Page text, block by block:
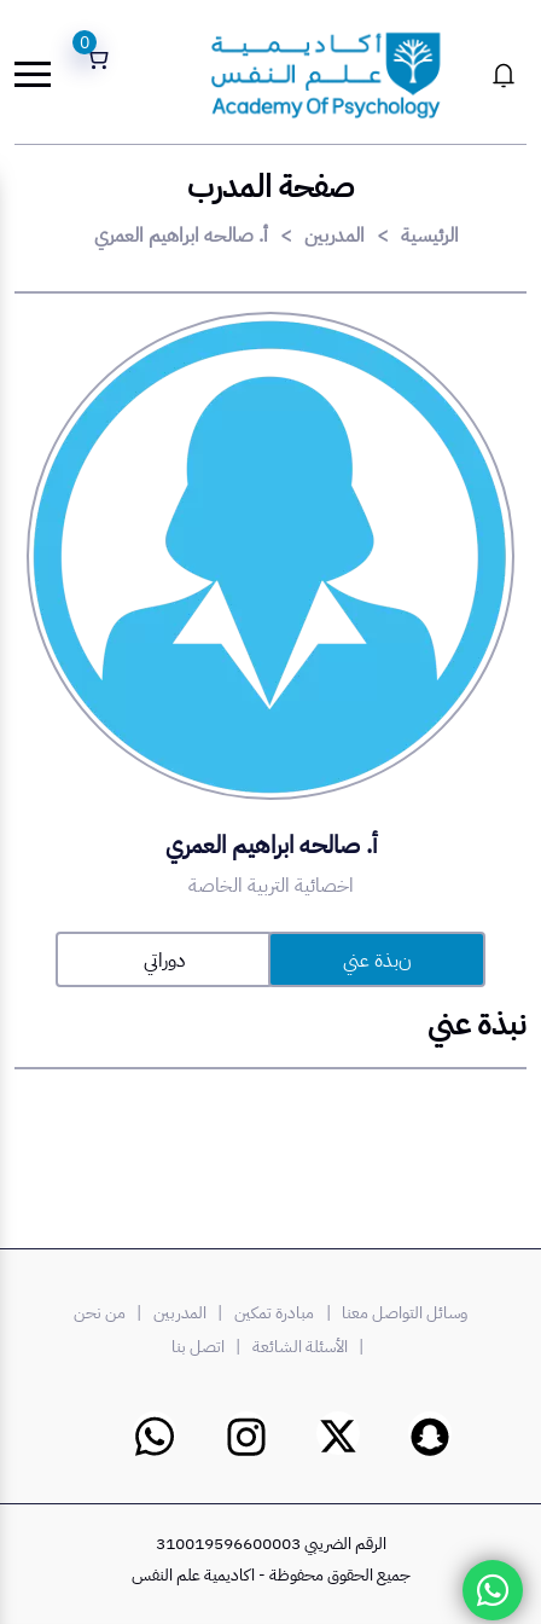
0
صفحة المدرب
الرئيسية > المدربين > أ. صالحه ابراهيم العمري
أ. صالحه ابراهيم العمري
اخصائية التربية الخاصة
نبذة عني دوراتي
نبذة عني
وسائل التواصل معنا | مبادرة تمكين | المدربين | من نحن
| الأسئلة الشائعة | اتصل بنا
الرقم الضريبي 310019596600003
جميع الحقوق محفوظة - اكاديمية علم النفس